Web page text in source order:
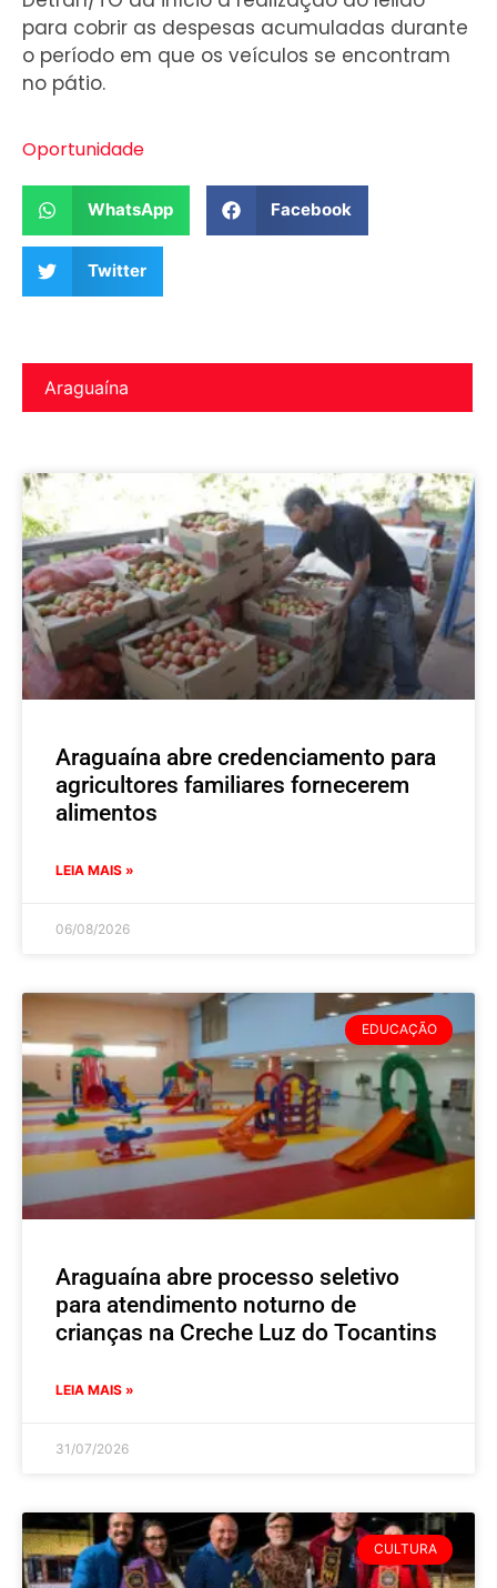
para cobrir as despesas acumuladas durante
o período em que os veículos se encontram
no pátio.
Oportunidade
WhatsApp Facebook
Twitter
Araguaína
Araguaína abre credenciamento para
agricultores familiares fornecerem
alimentos
LEIA MAIS »
06/08/2026
EDUCAÇÃO
Araguaína abre processo seletivo
para atendimento noturno de
crianças na Creche Luz do Tocantins
LEIA MAIS »
31/07/2026
CULTURA